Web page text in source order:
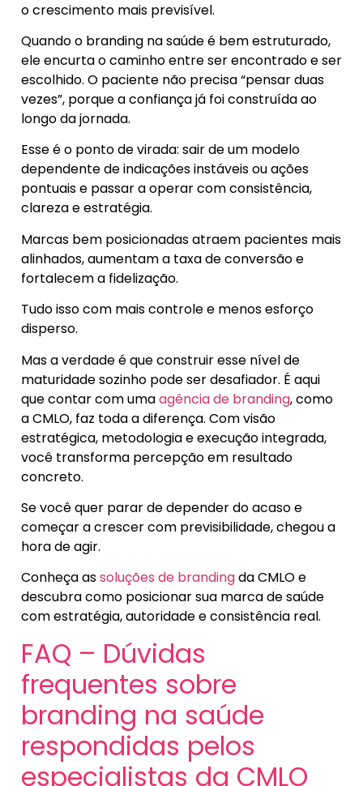
o crescimento mais previsível.
Quando o branding na saúde é bem estruturado,
ele encurta o caminho entre ser encontrado e ser
escolhido. O paciente não precisa “pensar duas
vezes”, porque a confiança já foi construída ao
longo da jornada.
Esse é o ponto de virada: sair de um modelo
dependente de indicações instáveis ou ações
pontuais e passar a operar com consistência,
clareza e estratégia.
Marcas bem posicionadas atraem pacientes mais
alinhados, aumentam a taxa de conversão e
fortalecem a fidelização.
Tudo isso com mais controle e menos esforço
disperso.
Mas a verdade é que construir esse nível de
maturidade sozinho pode ser desafiador. É aqui
que contar com umaagência de branding, como
a CMLO, faz toda a diferença. Com visão
estratégica, metodologia e execução integrada,
você transforma percepção em resultado
concreto.
Se você quer parar de depender do acaso e
começar a crescer com previsibilidade, chegou a
hora de agir.
Conheça assoluções de brandingda CMLO e
descubra como posicionar sua marca de saúde
com estratégia, autoridade e consistência real.
FAQ – Dúvidas
frequentes sobre
branding na saúde
respondidas pelos
especialistas da CMLO